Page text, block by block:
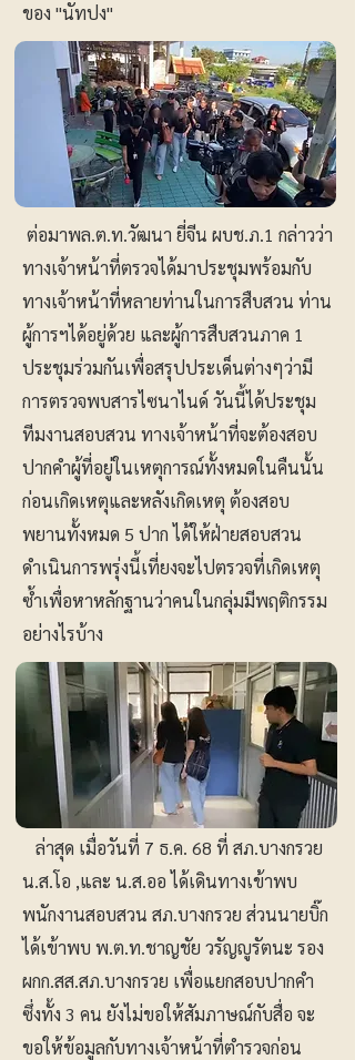
ของ "นัทปง"
ต่อมาพล.ต.ท.วัฒนา ยี่จีน ผบช.ภ.1 กล่าวว่า
ทางเจ้าหน้าที่ตรวจได้มาประชุมพร้อมกับ
ทางเจ้าหน้าที่หลายท่านในการสืบสวน ท่าน
ผู้การฯได้อยู่ด้วย และผู้การสืบสวนภาค 1
ประชุมร่วมกันเพื่อสรุปประเด็นต่างๆว่ามี
การตรวจพบสารไซนาไนด์ วันนี้ได้ประชุม
ทีมงานสอบสวน ทางเจ้าหน้าที่จะต้องสอบ
ปากคำผู้ที่อยู่ในเหตุการณ์ทั้งหมดในคืนนั้น
ก่อนเกิดเหตุและหลังเกิดเหตุ ต้องสอบ
พยานทั้งหมด 5 ปาก ได้ให้ฝ่ายสอบสวน
ดำเนินการพรุ่งนี้เที่ยงจะไปตรวจที่เกิดเหตุ
ซ้ำเพื่อหาหลักฐานว่าคนในกลุ่มมีพฤติกรรม
อย่างไรบ้าง
ล่าสุด เมื่อวันที่ 7 ธ.ค. 68 ที่ สภ.บางกรวย
น.ส.โอ ,และ น.ส.ออ ได้เดินทางเข้าพบ
พนักงานสอบสวน สภ.บางกรวย ส่วนนายบิ๊ก
ได้เข้าพบ พ.ต.ท.ชาญชัย วรัญญูรัตนะ รอง
ผกก.สส.สภ.บางกรวย เพื่อแยกสอบปากคำ
ซึ่งทั้ง 3 คน ยังไม่ขอให้สัมภาษณ์กับสื่อ จะ
ขอให้ข้อมูลกับทางเจ้าหน้าที่ตำรวจก่อน